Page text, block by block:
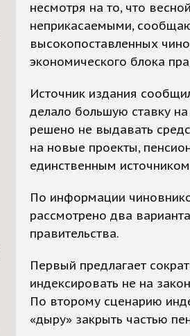
несмотря на то, что
неприкасаемыми,
высокопоставленных
экономического блока
Источник издания
делало большую ставку
решено не выдавать
на новые проекты,
единственным
По информации
рассмотрено два
правительства.
Первый предлагает
индексировать не на
По второму сценарию
«дыру» закрыть частью